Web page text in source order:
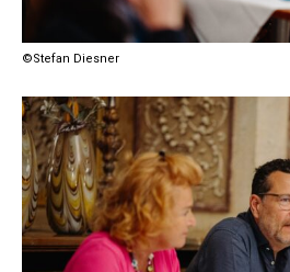
©Stefan Diesner